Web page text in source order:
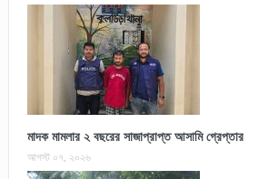
মাদক মামলার ২ বছরের সাজাপ্রাপ্ত আসামি গ্রেপ্তার
আগস্ট ০৭, ২০২৬